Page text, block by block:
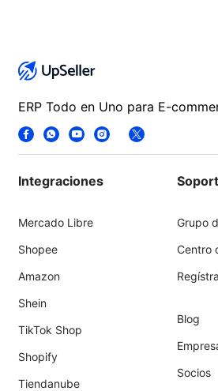
ERP Todo en Uno para E-
Integraciones
Mercado Libre
Shopee
Amazon
Shein
TikTok Shop
Shopify
Tiendanube
Grupo
Centro
Blog
Socios